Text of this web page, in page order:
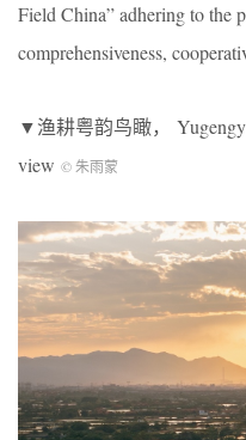
Field China” adhering to the
comprehensiveness,
▼渔耕粤韵鸟瞰，
view © 朱雨蒙